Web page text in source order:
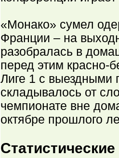
«Монако» сумел
Франции – на
разобралась в
перед этим красно-
Лиге 1 с выездными
складывалось от
чемпионате вне
октябре прошлого